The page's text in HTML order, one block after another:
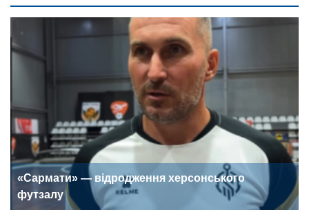
«Сармати» — відродження херсонського
футзалу